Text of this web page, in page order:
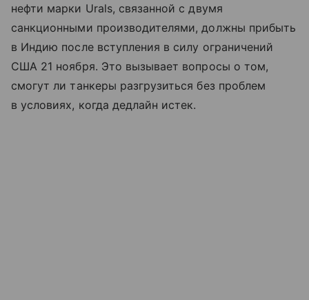
нефти марки Urals, связанной с двумя
санкционными производителями, должны прибыть
в Индию после вступления в силу ограничений
США 21 ноября. Это вызывает вопросы о том,
смогут ли танкеры разгрузиться без проблем
в условиях, когда дедлайн истек.